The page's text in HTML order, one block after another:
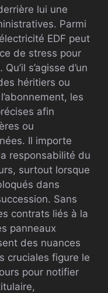
lui une
Parmi
EDF peut
de stress pour
s’agisse d’un
héritiers ou
les
afin
ou
Il importe
responsabilité du
surtout lorsque
dans
Sans
contrats liés à la
panneaux
des nuances
cruciales figure le
pour notifier